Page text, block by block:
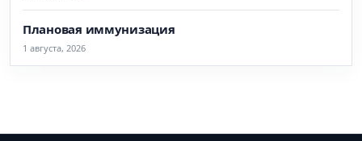
Плановая иммунизация
1 августа, 2026